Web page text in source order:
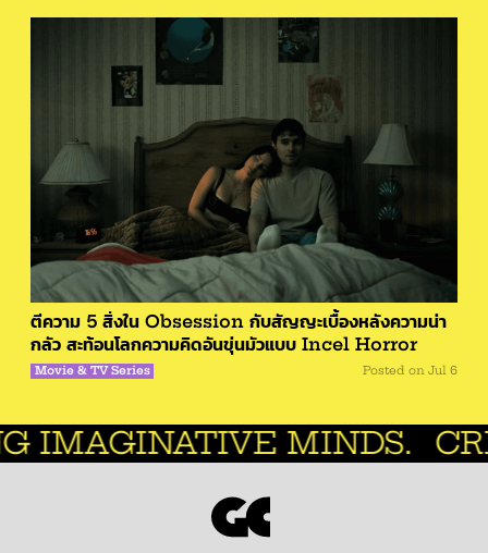
ตีความ 5 สิ่งใน Obsession กับสัญญะเบื้องหลังความน่า
กลัว สะท้อนโลกความคิดอันขุ่นมัวแบบ Incel Horror
Movie & TV Series Posted on Jul 6
MINDS. CREATIVE